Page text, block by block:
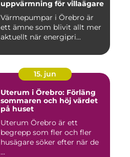
uppvärmning för villaägare
Värmepumpar i Örebro är
ett ämne som blivit allt mer
aktuellt när energipri...
15. jun
Uterum i Örebro: Förläng
sommaren och höj värdet
på huset
Uterum Örebro är ett
begrepp som fler och fler
husägare söker efter när de
...